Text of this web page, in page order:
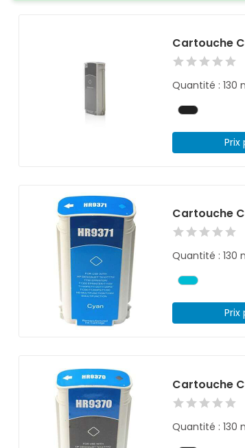
Cartouche
Quantité : 130
Prix
Cartouche
Quantité : 130
Prix
Cartouche
Quantité : 130